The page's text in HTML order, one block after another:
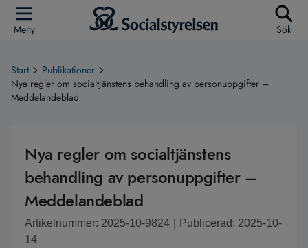
Meny Sök
Start
Publikationer
Nya regler om socialtjänstens behandling av personuppgifter –
Meddelandeblad
Nya regler om socialtjänstens
behandling av personuppgifter –
Meddelandeblad
Artikelnummer: 2025-10-9824
Publicerad: 2025-10-
14